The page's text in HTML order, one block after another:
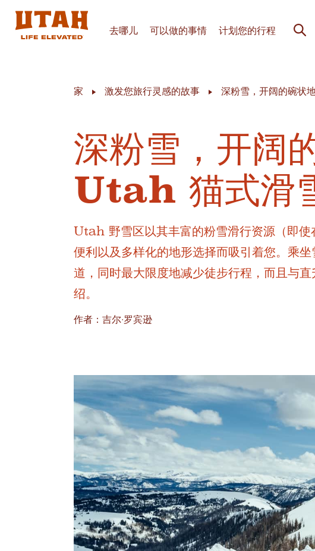
去哪儿 可以做的事情 计划您的行程 网站
家 激发您旅行灵感的故事 深粉雪，开阔的碗状
深粉雪，开阔
Utah 猫式滑
Utah 野雪区以其丰富的粉雪滑行资源（即
便利以及多样化的地形选择而吸引着您。乘
道，同时最大限度地减少徒步行程，而且与
绍。
作者：吉尔·罗宾逊